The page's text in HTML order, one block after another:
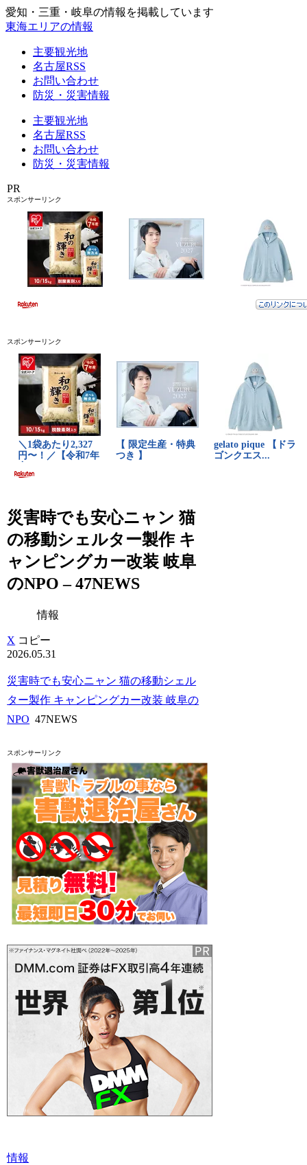
愛知・三重・岐阜の情報を掲載しています
東海エリアの情報
主要観光地
名古屋RSS
お問い合わせ
防災・災害情報
主要観光地
名古屋RSS
お問い合わせ
防災・災害情報
PR
スポンサーリンク
スポンサーリンク
災害時でも安心ニャン 猫
の移動シェルター製作 キ
ャンピングカー改装 岐阜
のNPO – 47NEWS
情報
X コピー
2026.05.31
災害時でも安心ニャン 猫の移動シェル
ター製作 キャンピングカー改装 岐阜の
NPO 47NEWS
スポンサーリンク
情報